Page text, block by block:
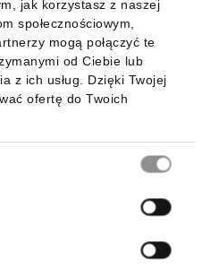
jak korzystasz z naszej
społecznościowym,
mogą połączyć te
od Ciebie lub
z ich usług. Dzięki Twojej
ofertę do Twoich
mobilną: